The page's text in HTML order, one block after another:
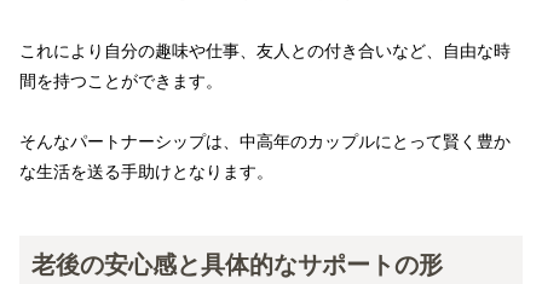
これにより自分の趣味や仕事、友人との付き合いなど、自由な時
間を持つことができます。
そんなパートナーシップは、中高年のカップルにとって賢く豊か
な生活を送る手助けとなります。
老後の安心感と具体的なサポートの形